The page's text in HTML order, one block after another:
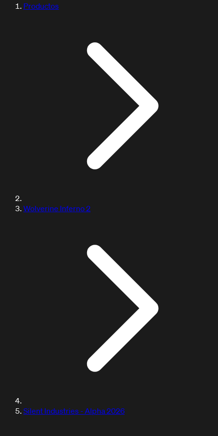
DOCUMENTACIÓN / TUTORIALES
Aprende con nuestros tutoriales
Productos
Wolverine Inferno 2
Silent Industries - Alpha 2026